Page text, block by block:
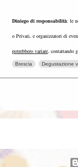
Diniego di responsabilità: le
o Privati, e organizzatori di
potrebbero variare, contattando
Brescia Degustazione